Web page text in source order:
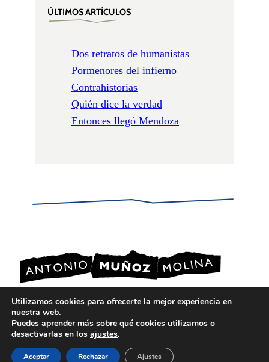
ÚLTIMOS ARTÍCULOS
Dos retratos de humanistas
Pormenores del infierno
Contrahistorias
Quién dice la verdad
Entonces llegó Mendoza
POLÍTICA DE COOKIES
AVISO LEGAL
Utilizamos cookies para ofrecerte la mejor experiencia en
nuestra web.
Puedes aprender más sobre qué cookies utilizamos o
desactivarlas en los ajustes.
Aceptar Rechazar Ajustes